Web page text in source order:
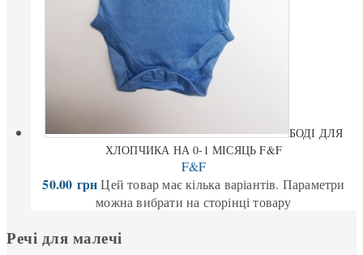
БОДІ ДЛЯ
ХЛОПЧИКА НА 0-1 МІСЯЦЬ F&F
F&F
50.00 грн Цей товар має кілька варіантів. Параметри
можна вибрати на сторінці товару
Речі для малечі